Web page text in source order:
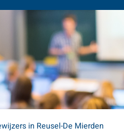
in Reusel-De Mierden